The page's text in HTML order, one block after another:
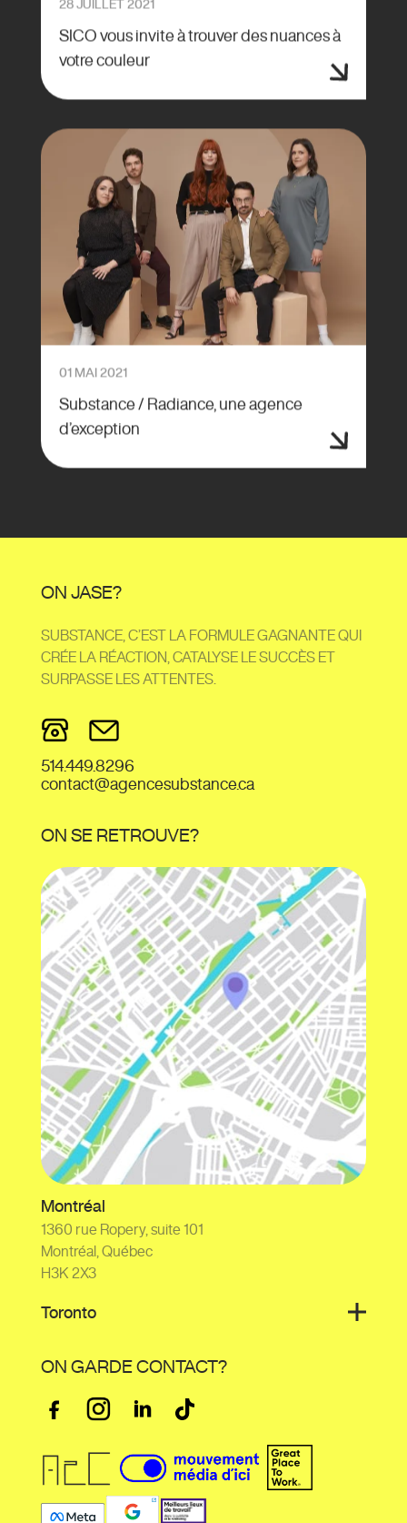
28 JUILLET 2021
SICO vous invite à trouver des nuances à
votre couleur
01 MAI 2021
Substance / Radiance, une agence
d’exception
ON JASE?
SUBSTANCE, C’EST LA FORMULE GAGNANTE QUI
CRÉE LA RÉACTION, CATALYSE LE SUCCÈS ET
SURPASSE LES ATTENTES.
514.449.8296
contact@agencesubstance.ca
ON SE RETROUVE?
Montréal
1360 rue Ropery, suite 101
Montréal, Québec
H3K 2X3
Toronto
ON GARDE CONTACT?